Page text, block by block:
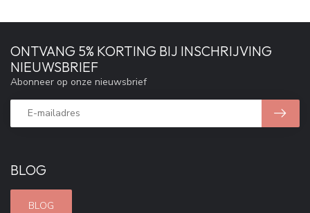
BLOG
BLOG
ONTVANG 5% KORTING BIJ INSCHRIJVING
NIEUWSBRIEF
Abonneer op onze nieuwsbrief